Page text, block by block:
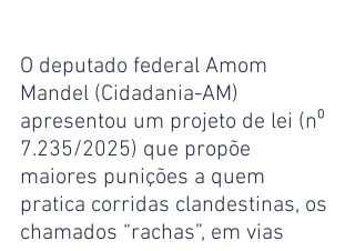
O deputado federal Amom
Mandel (Cidadania-AM)
apresentou um projeto de lei (n⁰
7.235/2025) que propõe
maiores punições a quem
pratica corridas clandestinas, os
chamados “rachas”, em vias